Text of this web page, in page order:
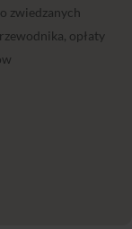
zwiedzanych
opłaty